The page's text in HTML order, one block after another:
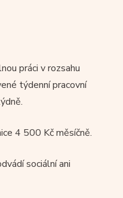
práci v rozsahu
týdenní pracovní
4 500 Kč měsíčně.
sociální ani